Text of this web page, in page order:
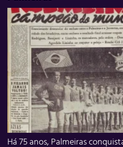
Há 75 anos, Palmeiras